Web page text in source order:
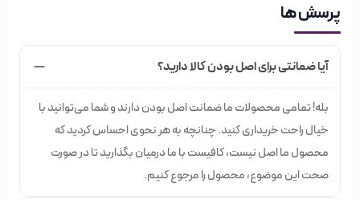
پرسش ها
آیا ضمانتی برای اصل بودن کالا دارید؟
بله! تمامی محصولات ما ضمانت اصل بودن دارند و شما می‌توانید با
خیال راحت خریداری کنید. چنانچه به هر نحوی احساس کردید که
محصول ما اصل نیست، کافیست با ما درمیان بگذارید تا در صورت
صحت این موضوع، محصول را مرجوع کنیم.